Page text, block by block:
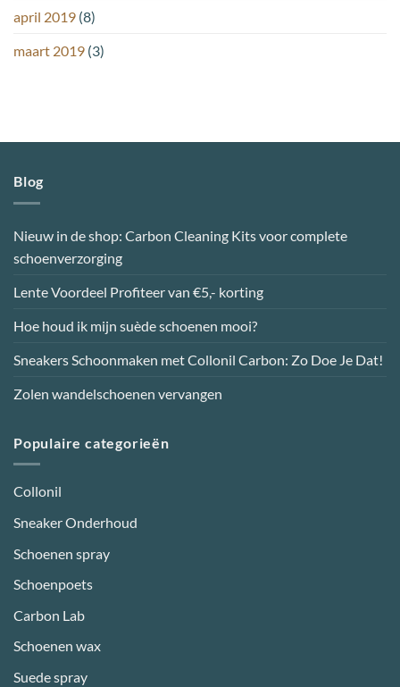
april 2019 (8)
maart 2019 (3)
Blog
Nieuw in de shop: Carbon Cleaning Kits voor complete
schoenverzorging
Lente Voordeel Profiteer van €5,- korting
Hoe houd ik mijn suède schoenen mooi?
Sneakers Schoonmaken met Collonil Carbon: Zo Doe Je Dat!
Zolen wandelschoenen vervangen
Populaire categorieën
Collonil
Sneaker Onderhoud
Schoenen spray
Schoenpoets
Carbon Lab
Schoenen wax
Suede spray